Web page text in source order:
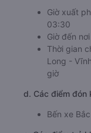
Giờ xuất
03:30
Giờ đến
Thời gian
Long -
giờ
d. Các điểm đón
Bến xe